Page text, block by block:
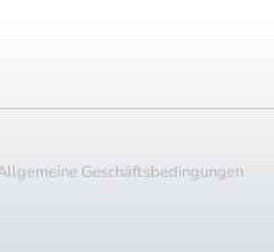
Geschäftsbedingungen